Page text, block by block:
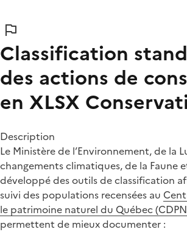
Classification
des actions de
en XLSX
Description
Le Ministère de l’Environnement, de la
changements climatiques, de la Faune
développé des outils de classification
suivi des populations recensées au
le patrimoine naturel du Québec
permettent de mieux documenter :